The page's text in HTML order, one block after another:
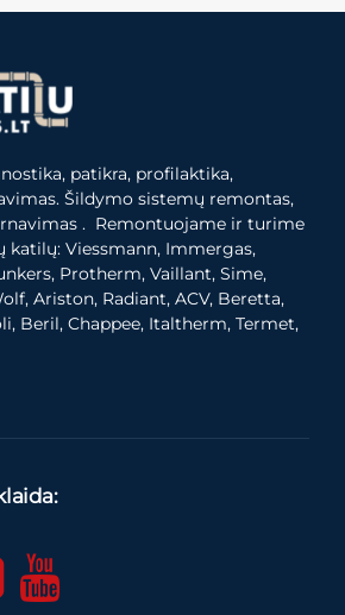
patikra, profilaktika,
Šildymo sistemų remontas,
. Remontuojame ir turime
katilų: Viessmann, Immergas,
Protherm, Vaillant, Sime,
Ariston, Radiant, ACV, Beretta,
Beril, Chappee, Italtherm, Termet,